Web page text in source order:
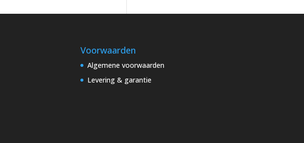
Voorwaarden
Algemene voorwaarden
Levering & garantie